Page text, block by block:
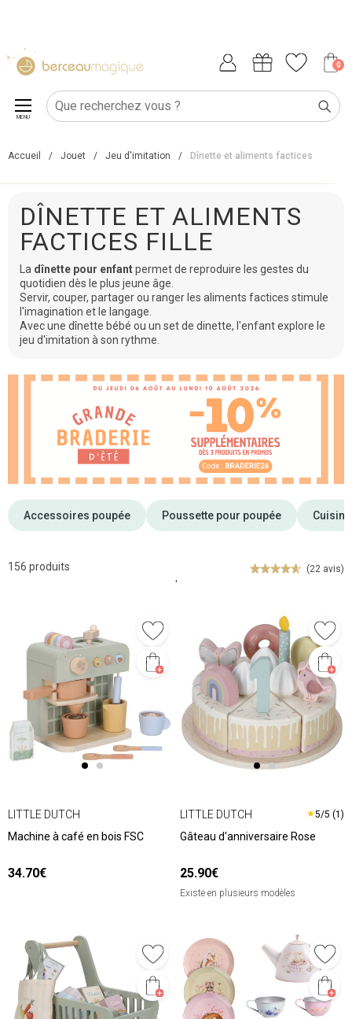
0
MENU
Accueil / Jouet / Jeu d'imitation / Dînette et aliments factices
DÎNETTE ET ALIMENTS
FACTICES FILLE
La dînette pour enfantpermet de reproduire les gestes du
quotidien dès le plus jeune âge.
Servir, couper, partager ou ranger les aliments factices stimule
l'imagination et le langage.
Avec une dînette bébé ou un set de dinette, l'enfant explore le
jeu d'imitation à son rythme.
Accessoires poupée Poussette pour poupée
156 produits (22 avis)
'
LITTLE DUTCH
Machine à café en bois FSC
34.70€
LITTLE DUTCH ★5/5 (1)
Gâteau d'anniversaire Rose
25.90€
Existe en plusieurs modèles